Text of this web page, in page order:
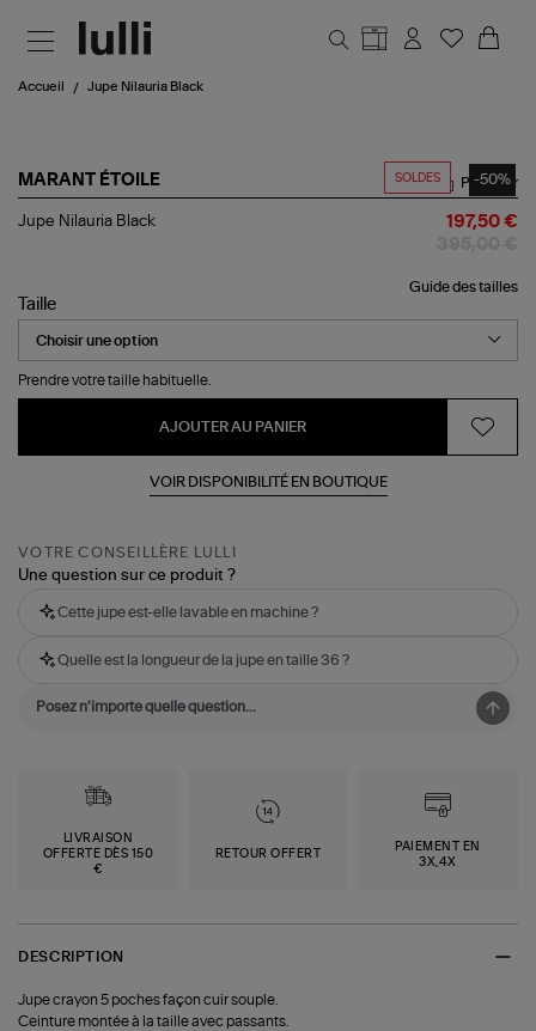
Accueil Jupe Nilauria Black
SOLDES -50%
MARANT ÉTOILE
Jupe
Partager
Jupe Nilauria Black 197,50 €
Guide des tailles
Taille
Prendre votre taille habituelle.
AJOUTER AU PANIER
VOIR DISPONIBILITÉ EN BOUTIQUE
VOTRE CONSEILLÈRE LULLI
Une question sur ce produit ?
Cette jupe est-elle lavable en machine ?
Quelle est la longueur de la jupe en taille 36 ?
LIVRAISON
OFFERTE DÈS 150
€
RETOUR OFFERT
PAIEMENT EN
3X,4X
DESCRIPTION
Jupe crayon 5 poches façon cuir souple.
Ceinture montée à la taille avec passants.